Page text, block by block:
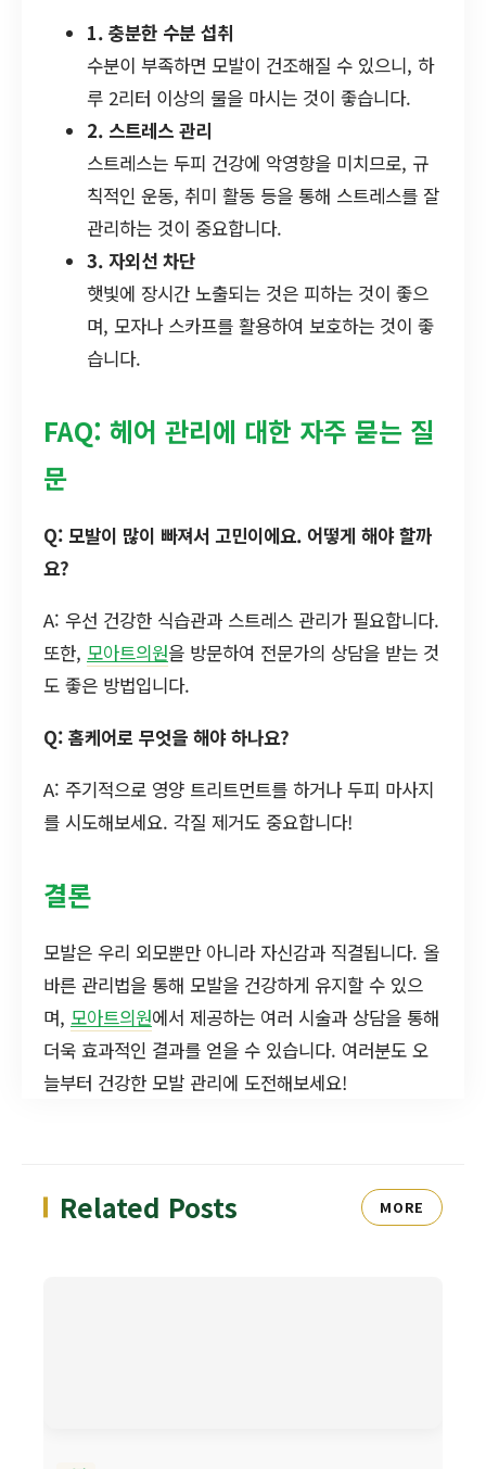
1. 충분한 수분 섭취
수분이 부족하면 모발이 건조해질 수 있으니, 하
루 2리터 이상의 물을 마시는 것이 좋습니다.
2. 스트레스 관리
스트레스는 두피 건강에 악영향을 미치므로, 규
칙적인 운동, 취미 활동 등을 통해 스트레스를 잘
관리하는 것이 중요합니다.
3. 자외선 차단
햇빛에 장시간 노출되는 것은 피하는 것이 좋으
며, 모자나 스카프를 활용하여 보호하는 것이 좋
습니다.
FAQ: 헤어 관리에 대한 자주 묻는 질
문
Q: 모발이 많이 빠져서 고민이에요. 어떻게 해야 할까
요?
A: 우선 건강한 식습관과 스트레스 관리가 필요합니다.
또한, 모아트의원을 방문하여 전문가의 상담을 받는 것
도 좋은 방법입니다.
Q: 홈케어로 무엇을 해야 하나요?
A: 주기적으로 영양 트리트먼트를 하거나 두피 마사지
를 시도해보세요. 각질 제거도 중요합니다!
결론
모발은 우리 외모뿐만 아니라 자신감과 직결됩니다. 올
바른 관리법을 통해 모발을 건강하게 유지할 수 있으
며, 모아트의원에서 제공하는 여러 시술과 상담을 통해
더욱 효과적인 결과를 얻을 수 있습니다. 여러분도 오
늘부터 건강한 모발 관리에 도전해보세요!
Related Posts MORE